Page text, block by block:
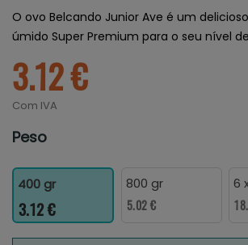
O ovo Belcando Junior Ave é um
úmido Super Premium para o seu nível
3.12 €
Com IVA
Peso
400 gr
3.12 €
800 gr
5.02 €
6